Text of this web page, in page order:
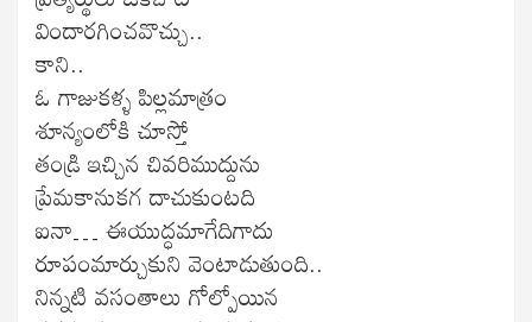
విందారగించవొచ్చు..
కాని..
ఓ గాజుకళ్ళ పిల్లమాత్రం
శూన్యంలోకి చూస్తో
తండ్రి ఇచ్చిన చివరిముద్దును
ప్రేమకానుకగ దాచుకుంటది
ఐనా… ఈయుద్ధమాగేదిగాదు
రూపంమార్చుకుని వెంటాడుతుంది..
నిన్నటి వసంతాలు గోల్పోయిన